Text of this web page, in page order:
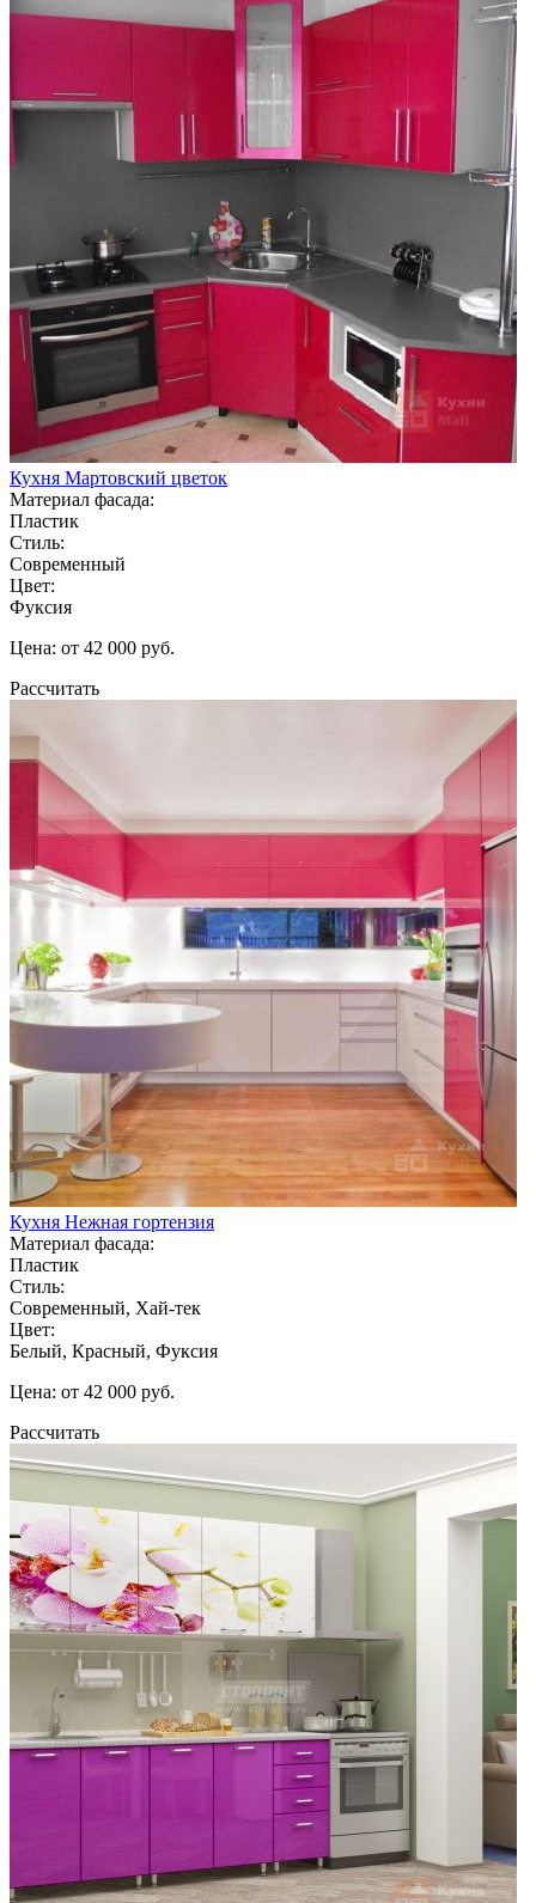
Кухня Мартовский цветок
Материал фасада:
Пластик
Стиль:
Современный
Цвет:
Фуксия
Цена: от 42 000 руб.
Рассчитать
Кухня Нежная гортензия
Материал фасада:
Пластик
Стиль:
Современный, Хай-тек
Цвет:
Белый, Красный, Фуксия
Цена: от 42 000 руб.
Рассчитать